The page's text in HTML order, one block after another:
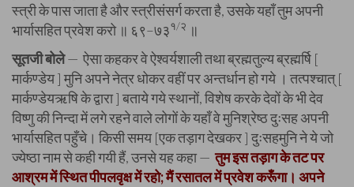
स्त्री के पास जाता है और स्त्रीसंसर्ग करता है, उसके यहाँ तुम अपनी
भार्यासहित प्रवेश करो ॥ ६९–७३१/२ ॥
सूतजी बोले— ऐसा कहकर वे ऐश्वर्यशाली तथा ब्रह्मतुल्य ब्रह्मर्षि [
मार्कण्डेय ] मुनि अपने नेत्र धोकर वहीं पर अन्तर्धान हो गये । तत्पश्चात् [
मार्कण्डेयऋषि के द्वारा ] बताये गये स्थानों, विशेष करके देवों के भी देव
विष्णु की निन्दा में लगे रहने वाले लोगों के यहाँ वे मुनिश्रेष्ठ दुःसह अपनी
भार्यासहित पहुँचे। किसी समय [एक तड़ाग देखकर ] दुःसहमुनि ने ये जो
ज्येष्ठा नाम से कही गयी हैं, उनसे यह कहा — तुम इस तड़ाग के तट पर
आश्रम में स्थित पीपलवृक्ष में रहो; मैं रसातल में प्रवेश करूँगा। अपने